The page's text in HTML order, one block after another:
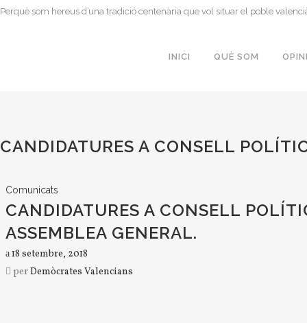
Perquè som hereus d’una tradició centenària que vol situar el poble
INICI QUÈ SOM
CANDIDATURES A CONSELL
Comunicats
CANDIDATURES A CONSELL
ASSEMBLEA GENERAL.
18 setembre, 2018
perDemòcrates Valencians